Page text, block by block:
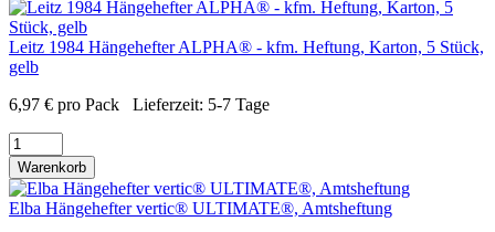
Leitz 1984 Hängehefter ALPHA® - kfm. Heftung, Karton, 5 Stück,
gelb
6,97 € pro Pack Lieferzeit: 5-7 Tage
Warenkorb
Elba Hängehefter vertic® ULTIMATE®, Amtsheftung